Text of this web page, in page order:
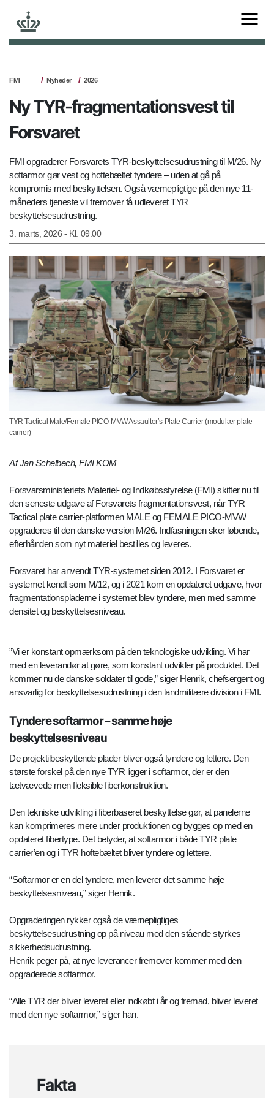
FMI Nyheder 2026
Ny TYR-fragmentationsvest til
Forsvaret
FMI opgraderer Forsvarets TYR-beskyttelsesudrustning til M/26. Ny
softarmor gør vest og hoftebæltet tyndere – uden at gå på
kompromis med beskyttelsen. Også værnepligtige på den nye 11-
måneders tjeneste vil fremover få udleveret TYR
beskyttelsesudrustning.
3. marts, 2026 - Kl. 09.00
TYR Tactical Male/Female PICO-MVW Assaulter’s Plate Carrier (modulær plate
carrier)
Af Jan Schelbech, FMI KOM
Forsvarsministeriets Materiel- og Indkøbsstyrelse (FMI) skifter nu til
den seneste udgave af Forsvarets fragmentationsvest, når TYR
Tactical plate carrier-platformen MALE og FEMALE PICO-MVW
opgraderes til den danske version M/26. Indfasningen sker løbende,
efterhånden som nyt materiel bestilles og leveres.
Forsvaret har anvendt TYR-systemet siden 2012. I Forsvaret er
systemet kendt som M/12, og i 2021 kom en opdateret udgave, hvor
fragmentationspladerne i systemet blev tyndere, men med samme
densitet og beskyttelsesniveau.
”Vi er konstant opmærksom på den teknologiske udvikling. Vi har
med en leverandør at gøre, som konstant udvikler på produktet. Det
kommer nu de danske soldater til gode,” siger Henrik, chefsergent og
ansvarlig for beskyttelsesudrustning i den landmilitære division i FMI.
Tyndere softarmor – samme høje
beskyttelsesniveau
De projektilbeskyttende plader bliver også tyndere og lettere. Den
største forskel på den nye TYR ligger i softarmor, der er den
tætvævede men fleksible fiberkonstruktion.
Den tekniske udvikling i fiberbaseret beskyttelse gør, at panelerne
kan komprimeres mere under produktionen og bygges op med en
opdateret fibertype. Det betyder, at softarmor i både TYR plate
carrier’en og i TYR hoftebæltet bliver tyndere og lettere.
“Softarmor er en del tyndere, men leverer det samme høje
beskyttelsesniveau,” siger Henrik.
Opgraderingen rykker også de værnepligtiges
beskyttelsesudrustning op på niveau med den stående styrkes
sikkerhedsudrustning.
Henrik peger på, at nye leverancer fremover kommer med den
opgraderede softarmor.
“Alle TYR der bliver leveret eller indkøbt i år og fremad, bliver leveret
med den nye softarmor,” siger han.
Fakta